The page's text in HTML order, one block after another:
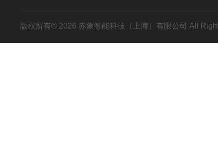
版权所有© 2026 赤象智能科技（上海）有限公司 All